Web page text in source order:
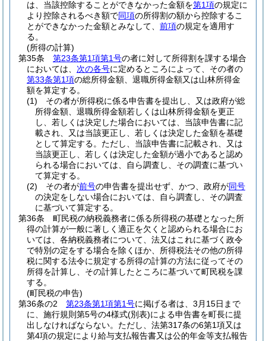
は、当該控除することができなかった金額を第1項の規定に
より控除されるべき額で同項の所得割の額から控除するこ
とができなかった金額とみなして、 前項の規定を適用す
る。
(所得の計算)
第35条
第23条第1項第1号の者に対して所得割を課する場合
においては、 次の各号に定めるところによって、その者の
第33条第1項の総所得金額、退職所得金額又は山林所得金
額を算定する。
(1)
その者が所得税に係る申告書を提出し、又は政府が総
所得金額、退職所得金額若しくは山林所得金額を更正
し、若しくは決定した場合においては、当該申告書に記
載され、又は当該更正し、若しくは決定した金額を基礎
として算定する。 ただし、当該申告書に記載され、又は
当該更正し、若しくは決定した金額が過小であると認め
られる場合においては、自ら調査し、その調査に基づい
て算定する。
(2)
その者が前号の申告書を提出せず、かつ、政府が同号
の決定をしない場合においては、自ら調査し、その調査
に基づいて算定する。
第36条
町民税の納税義務者に係る所得税の基礎となった所
得の計算が一般に著しく適正を欠くと認められる場合にお
いては、各納税義務者について、法又はこれに基づく政令
で特別の定をする場合を除くほか、所得税法その他の所得
税に関する法令に規定する所得の計算の方法に従ってその
所得を計算し、その計算したところに基づいて町民税を課
する。
(町民税の申告)
第36条の2
第23条第1項第1号に掲げる者は、3月15日まで
に、施行規則第5号の4様式(別表)による申告書を町長に提
出しなければならない。 ただし、法第317条の6第1項又は
第4項の規定により給与支払報告書又は公的年金等支払報告